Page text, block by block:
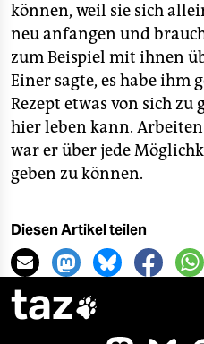
können, weil sie sich
neu anfangen und
zum Beispiel mit ihnen
Einer sagte, es habe ihm
Rezept etwas von sich zu
hier leben kann.
war er über jede
geben zu können.
Diesen Artikel teilen
taz